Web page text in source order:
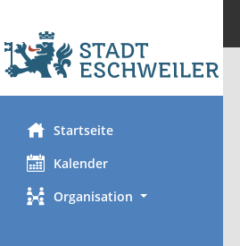
Startseite
Kalender
Organisation